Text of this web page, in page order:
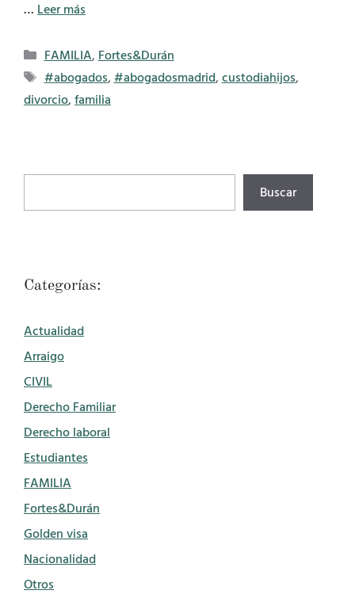
… Leer más
Categorías
FAMILIA, Fortes&Durán
Etiquetas
#abogados, #abogadosmadrid, custodiahijos,
divorcio, familia
Buscar
Categorías:
Actualidad
Arraigo
CIVIL
Derecho Familiar
Derecho laboral
Estudiantes
FAMILIA
Fortes&Durán
Golden visa
Nacionalidad
Otros